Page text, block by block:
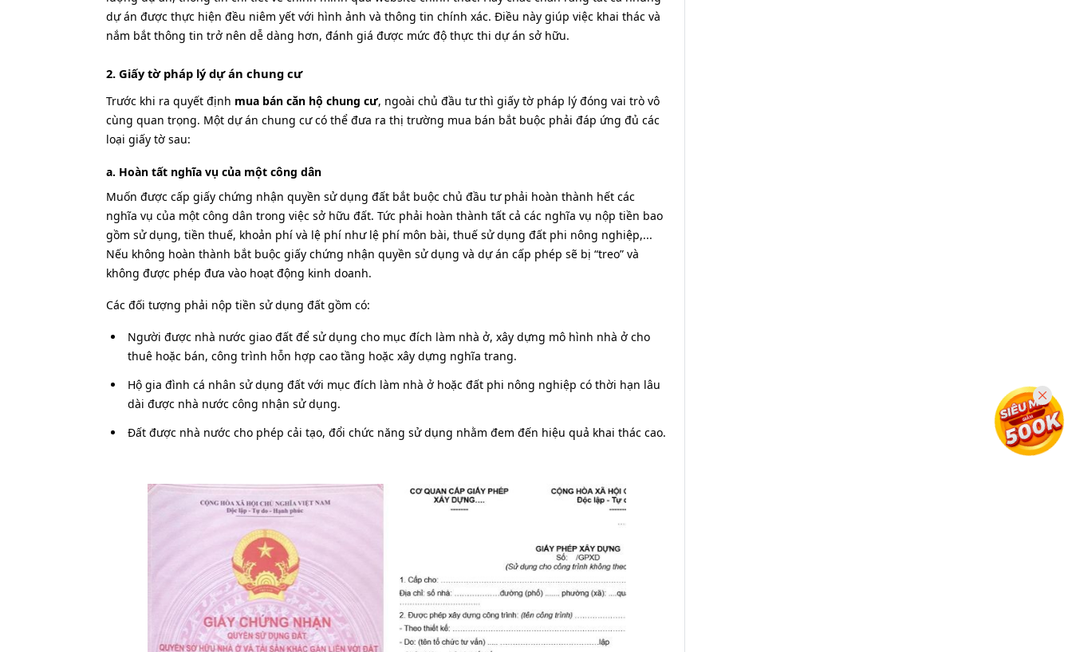
dự án được thực hiện đều niêm yết với hình ảnh và thông tin chính xác. Điều này giúp việc khai thác và
nắm bắt thông tin trở nên dễ dàng hơn, đánh giá được mức độ thực thi dự án sở hữu.
2. Giấy tờ pháp lý dự án chung cư
Trước khi ra quyết định mua bán căn hộ chung cư, ngoài chủ đầu tư thì giấy tờ pháp lý đóng vai trò vô
cùng quan trọng. Một dự án chung cư có thể đưa ra thị trường mua bán bắt buộc phải đáp ứng đủ các
loại giấy tờ sau:
a. Hoàn tất nghĩa vụ của một công dân
Muốn được cấp giấy chứng nhận quyền sử dụng đất bắt buộc chủ đầu tư phải hoàn thành hết các
nghĩa vụ của một công dân trong việc sở hữu đất. Tức phải hoàn thành tất cả các nghĩa vụ nộp tiền bao
gồm sử dụng, tiền thuế, khoản phí và lệ phí như lệ phí môn bài, thuế sử dụng đất phi nông nghiệp,...
Nếu không hoàn thành bắt buộc giấy chứng nhận quyền sử dụng và dự án cấp phép sẽ bị “treo” và
không được phép đưa vào hoạt động kinh doanh.
Các đối tượng phải nộp tiền sử dụng đất gồm có:
Người được nhà nước giao đất để sử dụng cho mục đích làm nhà ở, xây dựng mô hình nhà ở cho
thuê hoặc bán, công trình hỗn hợp cao tầng hoặc xây dựng nghĩa trang.
Hộ gia đình cá nhân sử dụng đất với mục đích làm nhà ở hoặc đất phi nông nghiệp có thời hạn lâu
dài được nhà nước công nhận sử dụng.
Đất được nhà nước cho phép cải tạo, đổi chức năng sử dụng nhằm đem đến hiệu quả khai thác cao.